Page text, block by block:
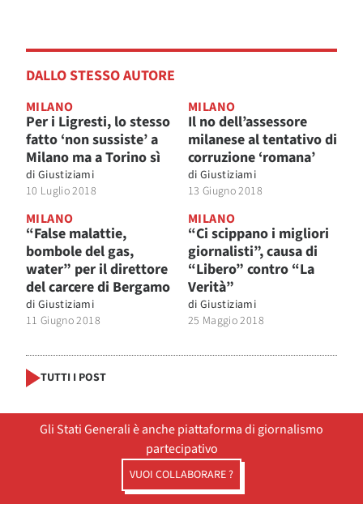
DALLO STESSO AUTORE
MILANO
Per i Ligresti, lo stesso
fatto ‘non sussiste’ a
Milano ma a Torino sì
di Giustiziami
10 Luglio 2018
MILANO
Il no dell’assessore
milanese al tentativo di
corruzione ‘romana’
di Giustiziami
13 Giugno 2018
MILANO
“False malattie,
bombole del gas,
water” per il direttore
del carcere di Bergamo
di Giustiziami
11 Giugno 2018
MILANO
“Ci scippano i migliori
giornalisti”, causa di
“Libero” contro “La
Verità”
di Giustiziami
25 Maggio 2018
TUTTI I POST
Gli Stati Generali è anche piattaforma di giornalismo
partecipativo
VUOI COLLABORARE ?